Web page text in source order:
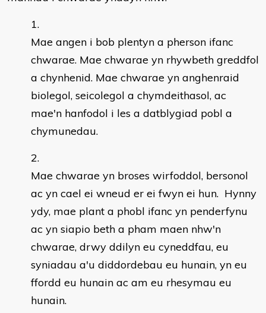
Mae angen i bob plentyn a pherson ifanc
chwarae. Mae chwarae yn rhywbeth greddfol
a chynhenid. Mae chwarae yn anghenraid
biolegol, seicolegol a chymdeithasol, ac
mae'n hanfodol i les a datblygiad pobl a
chymunedau.
Mae chwarae yn broses wirfoddol, bersonol
ac yn cael ei wneud er ei fwyn ei hun. Hynny
ydy, mae plant a phobl ifanc yn penderfynu
ac yn siapio beth a pham maen nhw'n
chwarae, drwy ddilyn eu cyneddfau, eu
syniadau a'u diddordebau eu hunain, yn eu
ffordd eu hunain ac am eu rhesymau eu
hunain.